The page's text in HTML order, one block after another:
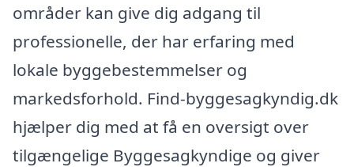
områder kan give dig adgang til
professionelle, der har erfaring med
lokale byggebestemmelser og
markedsforhold. Find-byggesagkyndig.dk
hjælper dig med at få en oversigt over
tilgængelige Byggesagkyndige og giver